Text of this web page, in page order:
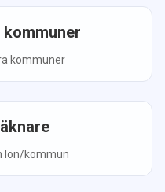
kommuner
lön/kommun